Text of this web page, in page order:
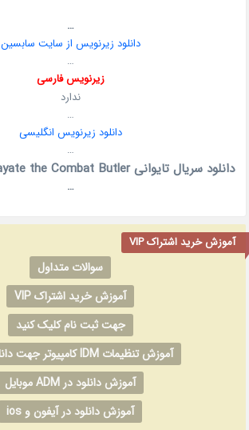
…
دانلود زیرنویس از سایت سابسین
…
زیرنویس فارسی
ندارد
…
دانلود زیرنویس انگلیسی
…
دانلود سریال تایوانی Hayate the Combat Butler با لینک مستقیم
…
آموزش خرید اشتراک VIP
سوالات متداول
آموزش خرید اشتراک VIP
جهت ثبت نام کلیک کنید
آموزش تنظیمات IDM کامپیوتر جهت دانلود VIP
آموزش دانلود در ADM موبایل
آموزش دانلود در آیفون و ios